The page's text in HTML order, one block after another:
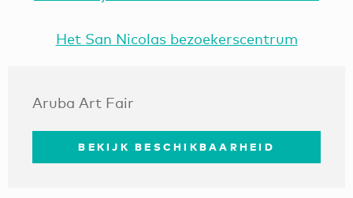
Het San Nicolas bezoekerscentrum
Aruba Art Fair
BEKIJK BESCHIKBAARHEID